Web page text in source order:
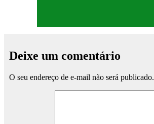
Deixe um comentário
O seu endereço de e-mail não será publicado.